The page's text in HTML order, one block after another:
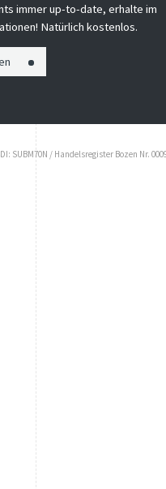
immer up-to-date, erhalte im
Natürlich kostenlos.
SUBM70N / Handelsregister Bozen Nr.